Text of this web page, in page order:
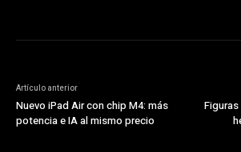
Artículo anterior
Nuevo iPad Air con chip M4: más
potencia e IA al mismo precio
Figuras